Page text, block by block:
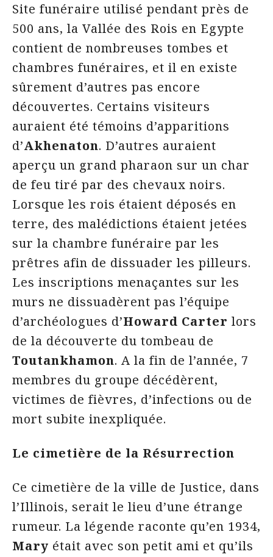
Site funéraire utilisé pendant près de
500 ans, la Vallée des Rois en Egypte
contient de nombreuses tombes et
chambres funéraires, et il en existe
sûrement d’autres pas encore
découvertes. Certains visiteurs
auraient été témoins d’apparitions
d’Akhenaton. D’autres auraient
aperçu un grand pharaon sur un char
de feu tiré par des chevaux noirs.
Lorsque les rois étaient déposés en
terre, des malédictions étaient jetées
sur la chambre funéraire par les
prêtres afin de dissuader les pilleurs.
Les inscriptions menaçantes sur les
murs ne dissuadèrent pas l’équipe
d’archéologues d’Howard Carter lors
de la découverte du tombeau de
Toutankhamon. A la fin de l’année, 7
membres du groupe décédèrent,
victimes de fièvres, d’infections ou de
mort subite inexpliquée.
Le cimetière de la Résurrection
Ce cimetière de la ville de Justice, dans
l’Illinois, serait le lieu d’une étrange
rumeur. La légende raconte qu’en 1934,
Mary était avec son petit ami et qu’ils